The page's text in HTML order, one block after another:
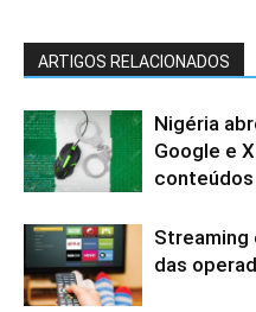
ARTIGOS RELACIONADOS
Nigéria
Google e
Streaming
das